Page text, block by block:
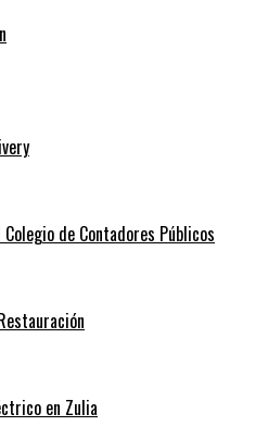
de Contadores Públicos
en Zulia